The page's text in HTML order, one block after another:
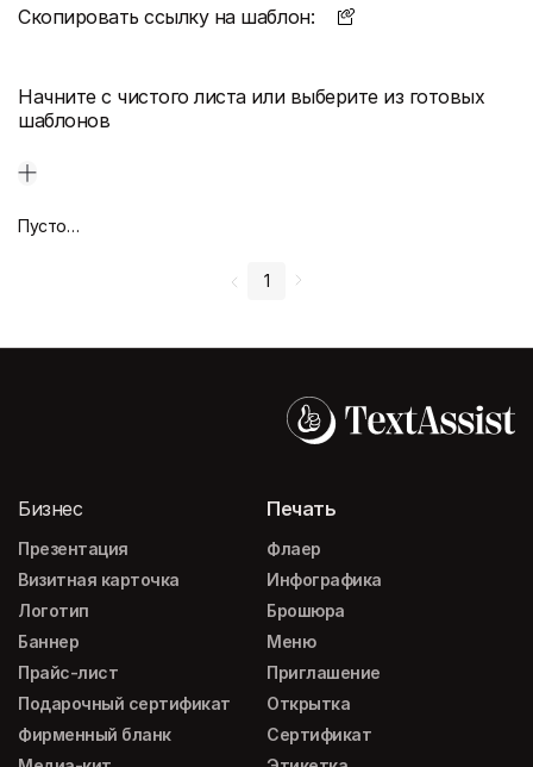
Скопировать ссылку на шаблон:
Начните с чистого листа или выберите из готовых
шаблонов
Пустой дизайн-макет
1
Бизнес
Презентация
Визитная карточка
Логотип
Баннер
Прайс-лист
Подарочный сертификат
Фирменный бланк
Печать
Флаер
Инфографика
Брошюра
Меню
Приглашение
Открытка
Сертификат